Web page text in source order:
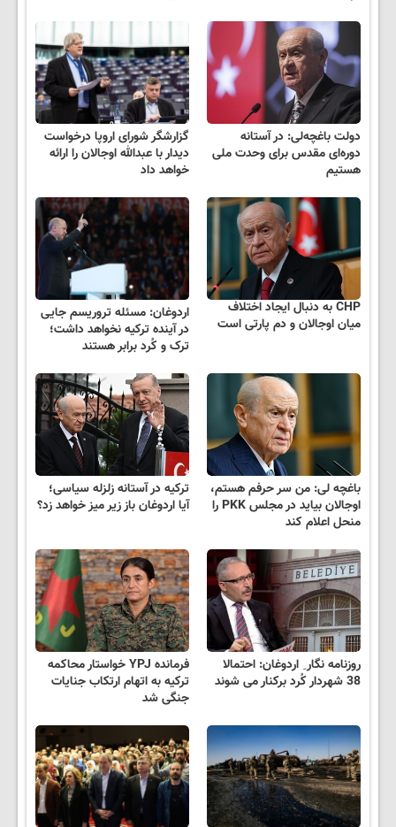
دولت باغچه‌لی: در آستانه
دوره‌ای مقدس برای وحدت ملی
هستیم
گزارشگر شورای اروپا درخواست
دیدار با عبدالله اوجالان را ارائه
خواهد داد
CHP به دنبال ایجاد اختلاف
میان اوجالان و دم پارتی است
اردوغان: مسئله تروریسم جایی
در آینده ترکیه نخواهد داشت؛
ترک و کُرد برابر هستند
باغچه لی: من سر حرفم هستم،
اوجالان بیاید در مجلس PKK را
منحل اعلام کند
ترکیه در آستانه زلزله سیاسی؛
آیا اردوغان باز زیر میز خواهد زد؟
روزنامه نگار ِ اردوغان: احتمالا
38 شهردار کُرد برکنار می شوند
فرمانده YPJ خواستار محاکمه
ترکیه به اتهام ارتکاب جنایات
جنگی شد